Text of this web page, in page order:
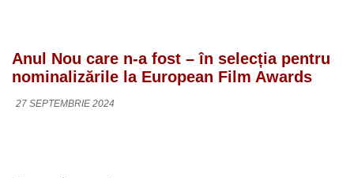
Anul Nou care n-a fost – în selecția pentru
nominalizările la European Film Awards
27 SEPTEMBRIE 2024